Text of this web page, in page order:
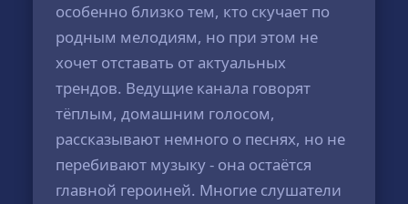
особенно близко тем, кто скучает по
родным мелодиям, но при этом не
хочет отставать от актуальных
трендов. Ведущие канала говорят
тёплым, домашним голосом,
рассказывают немного о песнях, но не
перебивают музыку - она остаётся
главной героиней. Многие слушатели